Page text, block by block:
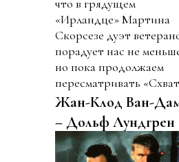
что в грядущем
«Ирландце» Мартина
Скорсезе дуэт
порадует нас не
но пока продолжаем
пересматривать
Жан-Клод Ван-
– Дольф Лундгрен